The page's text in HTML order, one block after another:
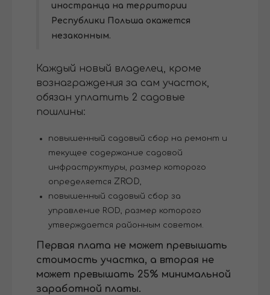
иностранца на территории
Республики Польша окажется
незаконным.
Каждый новый владелец, кроме
вознаграждения за сам участок,
обязан уплатить 2 садовые
пошлины:
повышенный садовый сбор на ремонт и
текущее содержание садовой
инфраструктуры, размер которого
определяется ZROD,
повышенный садовый сбор за
управление ROD, размер которого
утверждается районным советом.
Первая плата не может превышать
стоимость участка, а вторая не
может превышать 25% минимальной
заработной платы.